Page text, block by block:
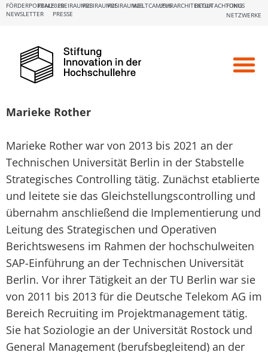
NEWSLETTER PRESSE
FÖRDERPORTALE:
FBM2020FREIRAUM23FREIRAUM25FREIRAUM26WELTCAMPUSLEHRARCHITEKTURBEGUTACHTUNG
FOKUS
NETZWERKE
Marieke Rother
Marieke Rother war von 2013 bis 2021 an der
Technischen Universität Berlin in der Stabstelle
Strategisches Controlling tätig. Zunächst etablierte
und leitete sie das Gleichstellungscontrolling und
übernahm anschließend die Implementierung und
Leitung des Strategischen und Operativen
Berichtswesens im Rahmen der hochschulweiten
SAP-Einführung an der Technischen Universität
Berlin. Vor ihrer Tätigkeit an der TU Berlin war sie
von 2011 bis 2013 für die Deutsche Telekom AG im
Bereich Recruiting im Projektmanagement tätig.
Sie hat Soziologie an der Universität Rostock und
General Management (berufsbegleitend) an der